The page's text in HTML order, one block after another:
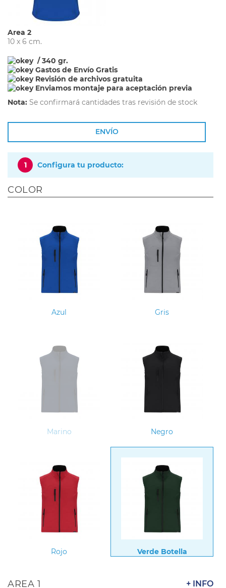
Area 2
10 x 6 cm.
/ 340 gr.
Gastos de Envío Gratis
Revisión de archivos gratuita
Enviamos montaje para aceptación previa
Nota: Se confirmará cantidades tras revisión de stock
ENVÍO
1 Configura tu producto:
COLOR
Azul Gris
Marino Negro
Rojo Verde Botella
+ INFO
AREA 1